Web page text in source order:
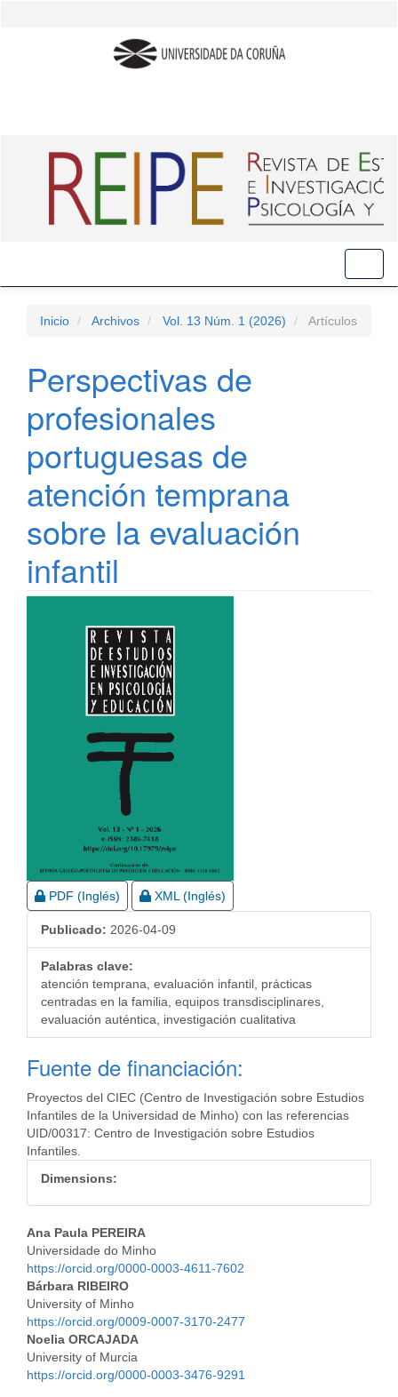
principal
Contenido
principal
lateral
Inicio Archivos Vol. 13 Núm. 1 (2026) Artículos
Perspectivas de
profesionales
portuguesas de
atención temprana
sobre la evaluación
infantil
Acceso mediante suscripción
PDF (Inglés) Acceso mediante suscripción
XML (Inglés)
Publicado: 2026-04-09
Palabras clave:
atención temprana, evaluación infantil, prácticas
centradas en la familia, equipos transdisciplinares,
evaluación auténtica, investigación cualitativa
Fuente de financiación:
Proyectos del CIEC (Centro de Investigación sobre Estudios
Infantiles de la Universidad de Minho) con las referencias
UID/00317: Centro de Investigación sobre Estudios
Infantiles.
Dimensions:
Ana Paula PEREIRA
Universidade do Minho
https://orcid.org/0000-0003-4611-7602
Bárbara RIBEIRO
University of Minho
https://orcid.org/0009-0007-3170-2477
Noelia ORCAJADA
University of Murcia
https://orcid.org/0000-0003-3476-9291